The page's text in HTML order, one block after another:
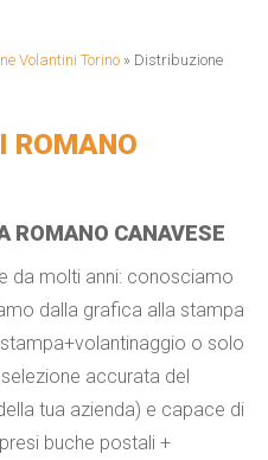
Volantini Torino » Distribuzione
ROMANO
ROMANO CANAVESE
da molti anni: conosciamo
dalla grafica alla stampa
o solo
accurata del
tua azienda) e capace di
buche postali +